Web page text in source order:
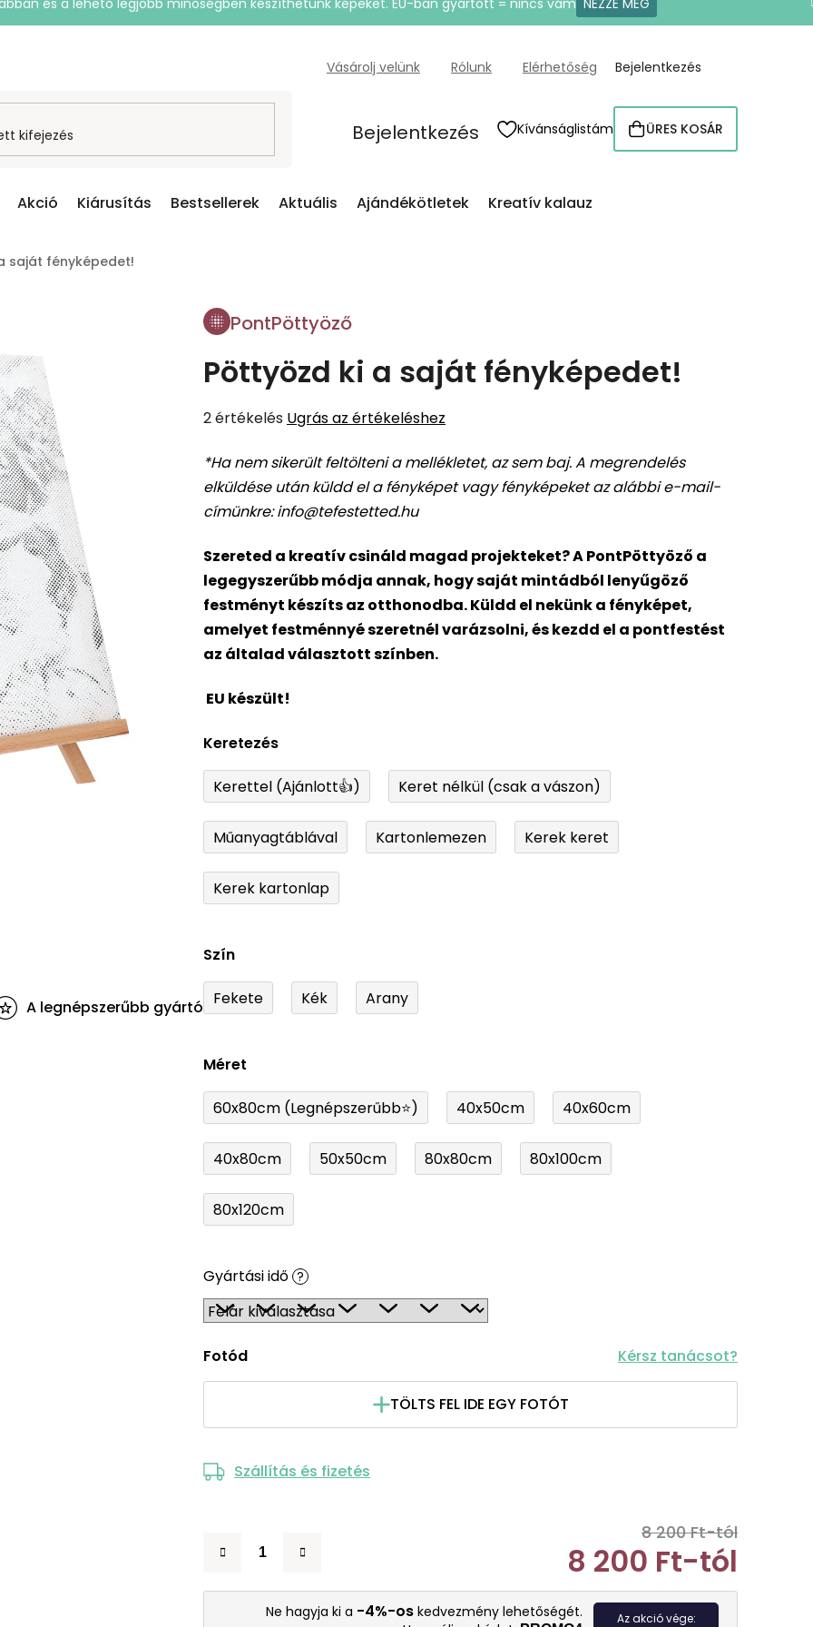
és a lehető legjobb minőségben készíthetünk képeket. EU-ban gyártott = nincs vám NÉZZE MEG
Vásárolj velünk Rólunk Elérhetőség Bejelentkezés
Bejelentkezés Kívánságlistám KOSÁR
ÜRES KOSÁR
Akció Kiárusítás Bestsellerek Aktuális Ajándékötletek Kreatív kalauz
saját fényképedet!
PontPöttyöző
Pöttyözd ki a saját fényképedet!
A
átlagos
értékelése
5-
5,0
csillag.
2 értékelés Ugrás az értékeléshez
*Ha nem sikerült feltölteni a mellékletet, az sem baj. A megrendelés
elküldése után küldd el a fényképet vagy fényképeket az alábbi e-mail-
címünkre: info@tefestetted.hu
Szereted a kreatív csináld magad projekteket? A PontPöttyöző a
legegyszerűbb módja annak, hogy saját mintádból lenyűgöző
festményt készíts az otthonodba. Küldd el nekünk a fényképet,
amelyet festménnyé szeretnél varázsolni, és kezdd el a pontfestést
az általad választott színben.
EU készült!
Keretezés
Kerettel (Ajánlott👍) Keret nélkül (csak a vászon)
Műanyagtáblával Kartonlemezen Kerek keret
Kerek kartonlap
Szín
Fekete Kék Arany
Méret
60x80cm (Legnépszerűbb⭐) 40x50cm 40x60cm
40x80cm 50x50cm 80x80cm 80x100cm
80x120cm
Gyártási idő ?
Fotód Kérsz tanácsot?
TÖLTS FEL IDE EGY FOTÓT
Szállítás és fizetés
8 200 Ft-tól
8 200 Ft-tól
Egységár:
Ne hagyja ki a -4%-os kedvezmény lehetőségét.
Az akció vége:
A legnépszerűbb gyártó